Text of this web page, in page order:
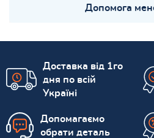
Допомога
Доставка від 1го
дня по всій
Україні
Допомагаємо
обрати деталь